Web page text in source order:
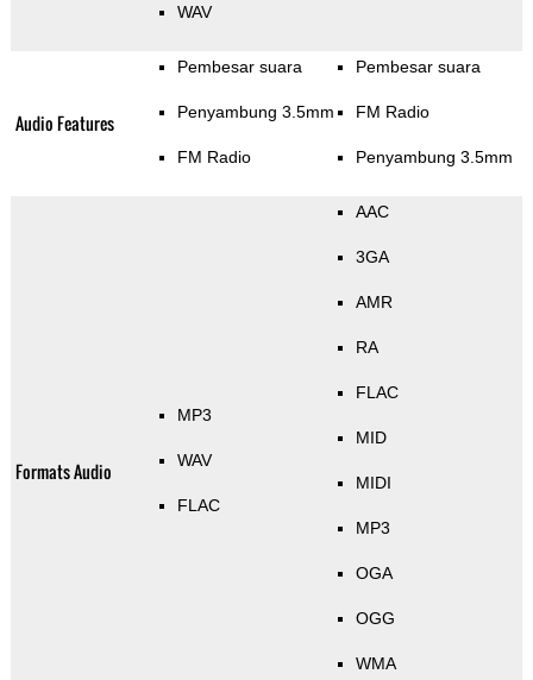
WAV
Audio Features
Pembesar suara
Penyambung 3.5mm
FM Radio
Pembesar suara
FM Radio
Penyambung 3.5mm
Formats Audio
MP3
WAV
FLAC
AAC
3GA
AMR
RA
FLAC
MID
MIDI
MP3
OGA
OGG
WMA